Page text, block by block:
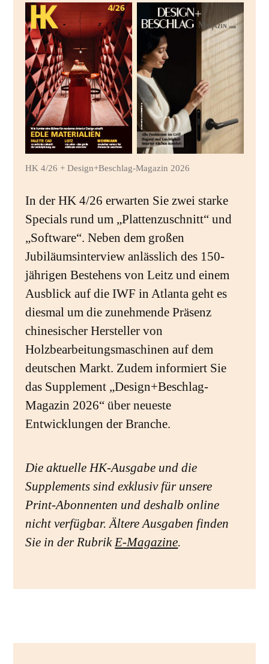
HK 4/26 + Design+Beschlag-Magazin 2026
In der HK 4/26 erwarten Sie zwei starke
Specials rund um „Plattenzuschnitt“ und
„Software“. Neben dem großen
Jubiläumsinterview anlässlich des 150-
jährigen Bestehens von Leitz und einem
Ausblick auf die IWF in Atlanta geht es
diesmal um die zunehmende Präsenz
chinesischer Hersteller von
Holzbearbeitungsmaschinen auf dem
deutschen Markt. Zudem informiert Sie
das Supplement „Design+Beschlag-
Magazin 2026“ über neueste
Entwicklungen der Branche.
Die aktuelle HK-Ausgabe und die
Supplements sind exklusiv für unsere
Print-Abonnenten und deshalb online
nicht verfügbar. Ältere Ausgaben finden
Sie in der Rubrik E-Magazine.